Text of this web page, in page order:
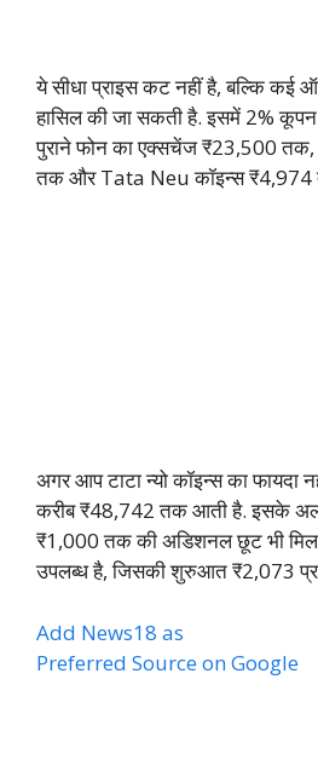
ये सीधा प्राइस कट नहीं है, बल्कि कई
हासिल की जा सकती है. इसमें 2%
पुराने फोन का एक्सचेंज ₹23,500
तक और Tata Neu कॉइन्स ₹4,974
अगर आप टाटा न्यो कॉइन्स का फायदा
करीब ₹48,742 तक आती है. इसके
₹1,000 तक की अडिशनल छूट भी
उपलब्ध है, जिसकी शुरुआत ₹2,073
Add News18 as
Preferred Source on Google